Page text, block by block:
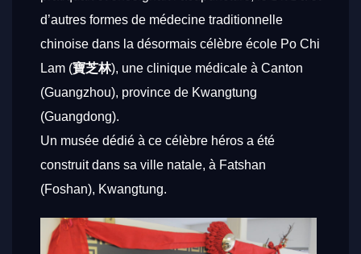
d’autres formes de médecine traditionnelle
chinoise dans la désormais célèbre école Po Chi
Lam (寶芝林), une clinique médicale à Canton
(Guangzhou), province de Kwangtung
(Guangdong).
Un musée dédié à ce célèbre héros a été
construit dans sa ville natale, à Fatshan
(Foshan), Kwangtung.